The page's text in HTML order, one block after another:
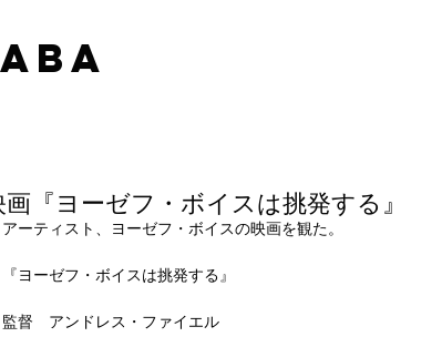
画『ヨーゼフ・ボイスは挑発する』
アーティスト、ヨーゼフ・ボイスの映画を観た。
『ヨーゼフ・ボイスは挑発する』
監督　アンドレス・ファイエル